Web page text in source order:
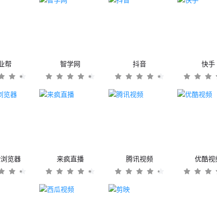
帮 智学网 抖音 快手
览器 来疯直播 腾讯视频 优酷视